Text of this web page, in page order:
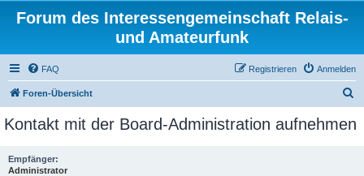
Forum des Interessengemeinschaft Relais-
und Amateurfunk
FAQ Anmelden
Registrieren
Foren-Übersicht
c
Kontakt mit der Board-Administration aufnehmen
Empfänger:
Administrator